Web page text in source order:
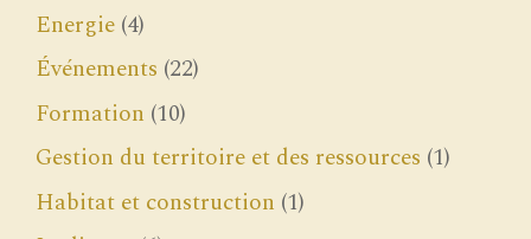
Energie (4)
Événements (22)
Formation (10)
Gestion du territoire et des ressources (1)
Habitat et construction (1)